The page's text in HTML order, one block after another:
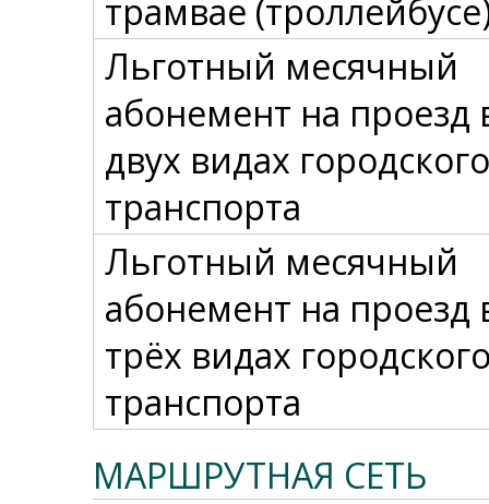
трамвае
Льготный месячный
абонемент на проезд
двух видах городского
транспорта
Льготный месячный
абонемент на проезд
трёх видах
транспорта
МАРШРУТНАЯ СЕТЬ